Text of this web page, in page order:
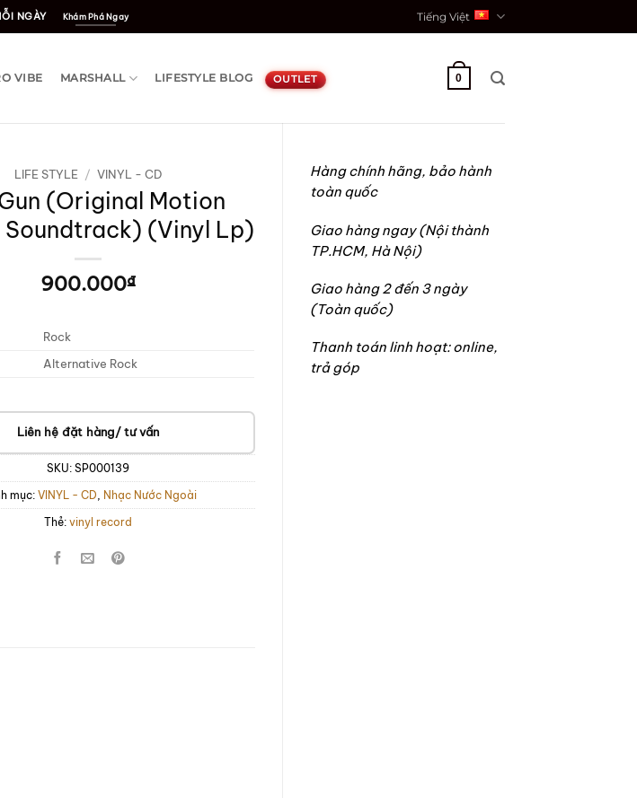
NGÀY Khám Phá Ngay Tiếng Việt
VIBE MARSHALL LIFESTYLE BLOG OUTLET 0
Hàng chính hãng, bảo hành
toàn quốc
Giao hàng ngay (Nội thành
TP.HCM, Hà Nội)
Giao hàng 2 đến 3 ngày
(Toàn quốc)
Thanh toán linh hoạt: online,
trả góp
LIFE STYLE / VINYL - CD
(Original Motion
Soundtrack) (Vinyl Lp)
900.000₫
Rock
Alternative Rock
Liên hệ đặt hàng/ tư vấn
SKU:SP000139
mục:VINYL - CD Nhạc Nước Ngoài
Thẻ:vinyl record